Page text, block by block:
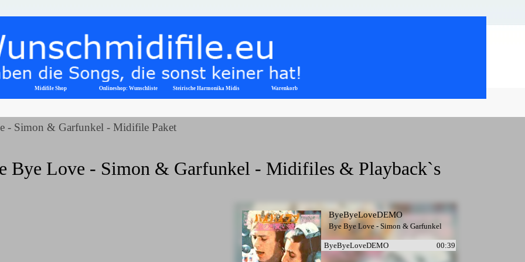
Menü überspringen
Midifile Shop ▼
Onlineshop: Wunschliste Steirische Harmonika Midis ▼
Warenkorb
- Simon & Garfunkel - Midifile Paket
Bye Love - Simon & Garfunkel - Midifiles & Playback`s
ByeByeLoveDEMO
Bye Bye Love - Simon & Garfunkel
ByeByeLoveDEMO 00:39